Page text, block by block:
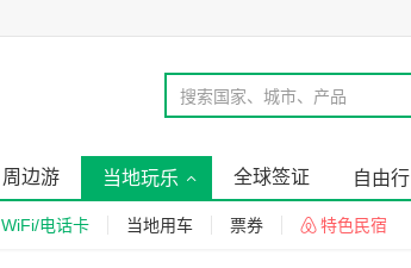
搜索国家、城市、产品
周边游 当地玩乐
WiFi/电话卡 当地用车 票券 特色民宿
全球签证 自由行